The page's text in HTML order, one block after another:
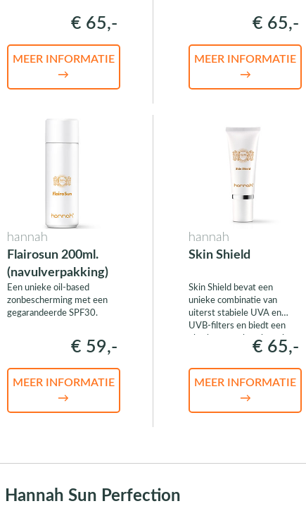
€ 65,-
MEER INFORMATIE
→
€ 65,-
MEER INFORMATIE
→
hannah
Flairosun 200ml.
(navulverpakking)
Een unieke oil-based
zonbescherming met een
gegarandeerde SPF30.
€ 59,-
MEER INFORMATIE
→
hannah
Skin Shield
Skin Shield bevat een
unieke combinatie van
uiterst stabiele UVA en
UVB-filters en biedt een
ultrahoge zonbescherming.
€ 65,-
MEER INFORMATIE
→
Sun Perfection